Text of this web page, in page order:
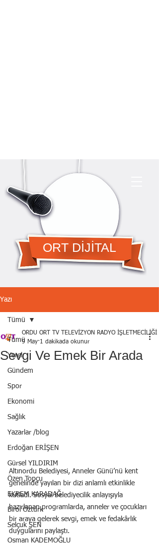
ORT DİJİTAL
Yazı
Tümü
Yerel
Gündem
Spor
Ekonomi
Sağlık
Yazarlar /blog
Erdoğan ERİŞEN
Gürsel YILDIRIM
Özen Topçu
EKREM KARADAĞ
Birol Öztürk
Selçuk ŞEN
Osman KADEMOĞLU
Tümü
Sevgi Ve Emek Bir Arada
ORDU ORT TV TELEVİZYON RADYO İŞLETMECİLİĞİ
9 May 1 dakikada okunur
Altınordu Belediyesi, Anneler Günü’nü kent
genelinde yayılan bir dizi anlamlı etkinlikle
kutladı. Sosyal belediyecilik anlayışıyla
hazırlanan programlarda, anneler ve çocukları
bir araya gelerek sevgi, emek ve fedakârlık
duygularını paylaştı.